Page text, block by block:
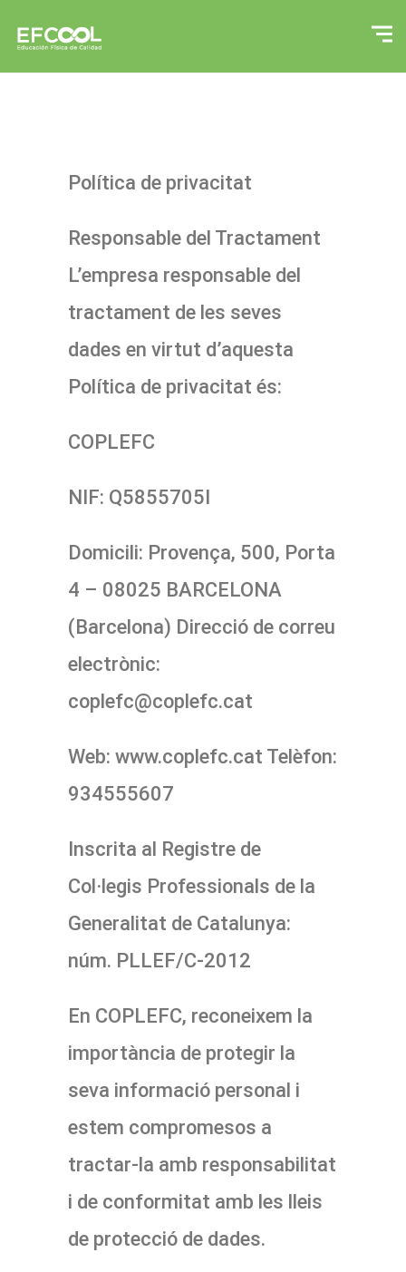
Política de privacitat
Responsable del Tractament
L’empresa responsable del
tractament de les seves
dades en virtut d’aquesta
Política de privacitat és:
COPLEFC
NIF: Q5855705I
Domicili: Provença, 500, Porta
4 – 08025 BARCELONA
(Barcelona) Direcció de correu
electrònic:
coplefc@coplefc.cat
Web: www.coplefc.cat Telèfon:
934555607
Inscrita al Registre de
Col·legis Professionals de la
Generalitat de Catalunya:
núm. PLLEF/C-2012
En COPLEFC, reconeixem la
importància de protegir la
seva informació personal i
estem compromesos a
tractar-la amb responsabilitat
i de conformitat amb les lleis
de protecció de dades.